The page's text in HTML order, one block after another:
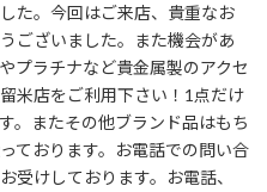
た。今回はご来店、貴重なお
ございました。また機会があ
プラチナなど貴金属製のアクセ
米店をご利用下さい！1点だけ
。またその他ブランド品はもち
ております。お電話での問い合
受けしております。お電話、